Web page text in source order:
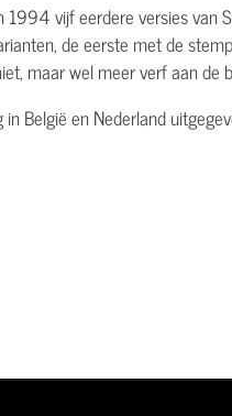
vijf eerdere versies van
de eerste met de
maar wel meer verf aan de
België en Nederland